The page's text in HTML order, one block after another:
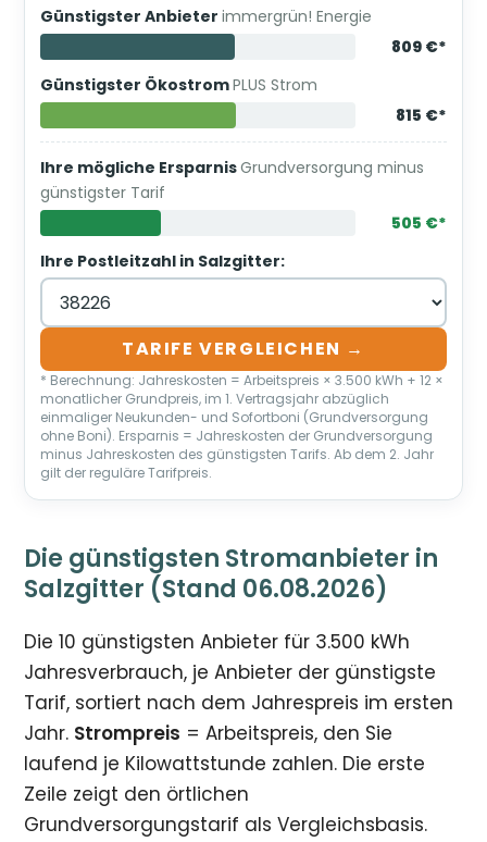
Günstigster Anbieterimmergrün! Energie
809 €*
Günstigster ÖkostromPLUS Strom
815 €*
Ihre mögliche ErsparnisGrundversorgung minus
günstigster Tarif
505 €*
Ihre Postleitzahl in Salzgitter:
TARIFE VERGLEICHEN →
* Berechnung: Jahreskosten = Arbeitspreis × 3.500 kWh + 12 ×
monatlicher Grundpreis, im 1. Vertragsjahr abzüglich
einmaliger Neukunden- und Sofortboni (Grundversorgung
ohne Boni). Ersparnis = Jahreskosten der Grundversorgung
minus Jahreskosten des günstigsten Tarifs. Ab dem 2. Jahr
gilt der reguläre Tarifpreis.
Die günstigsten Stromanbieter in
Salzgitter (Stand 06.08.2026)
Die 10 günstigsten Anbieter für 3.500 kWh
Jahresverbrauch, je Anbieter der günstigste
Tarif, sortiert nach dem Jahrespreis im ersten
Jahr. Strompreis = Arbeitspreis, den Sie
laufend je Kilowattstunde zahlen. Die erste
Zeile zeigt den örtlichen
Grundversorgungstarif als Vergleichsbasis.